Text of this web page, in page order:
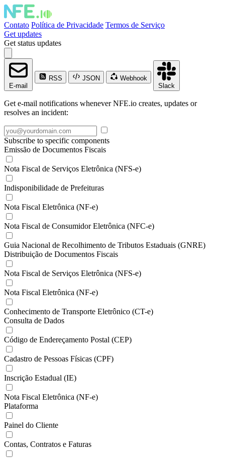
Contato Política de Privacidade Termos de Serviço
Get updates
Get status updates
E-mail
RSS JSON
Webhook
Slack
Get e-mail notifications whenever NFE.io creates, updates or
resolves an incident:
Subscribe to specific components
Emissão de Documentos Fiscais
Nota Fiscal de Serviços Eletrônica (NFS-e)
Indisponibilidade de Prefeituras
Nota Fiscal Eletrônica (NF-e)
Nota Fiscal de Consumidor Eletrônica (NFC-e)
Guia Nacional de Recolhimento de Tributos Estaduais (GNRE)
Distribuição de Documentos Fiscais
Nota Fiscal de Serviços Eletrônica (NFS-e)
Nota Fiscal Eletrônica (NF-e)
Conhecimento de Transporte Eletrônico (CT-e)
Consulta de Dados
Código de Endereçamento Postal (CEP)
Cadastro de Pessoas Físicas (CPF)
Inscrição Estadual (IE)
Nota Fiscal Eletrônica (NF-e)
Plataforma
Painel do Cliente
Contas, Contratos e Faturas